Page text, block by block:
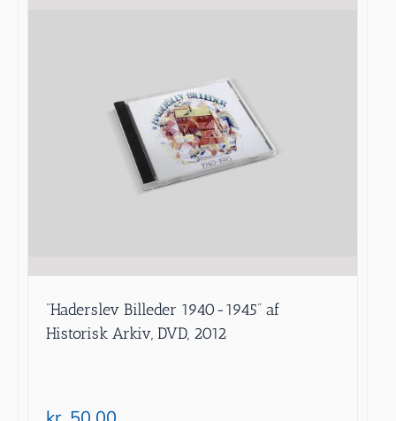
”Haderslev Billeder 1940-1945” af
Historisk Arkiv, DVD, 2012